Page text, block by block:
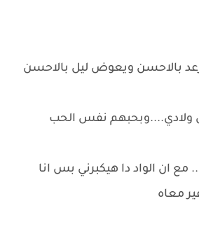
بالاحسن ويعوض ليل بالاحسن
ولادي....وبحبهم نفس الحب
مع ان الواد دا هيكبرني بس انا
معاه